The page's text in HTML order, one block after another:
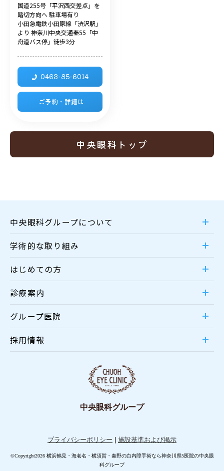
国道255号「平沢西交差点」を
踏切方向へ 駐車場有り
小田急電鉄小田原線「渋沢駅」
より 神奈川中央交通秦55「中
舟道バス停」徒歩3分
0463-85-6014
ご予約・詳細は
中央眼科トップ
中央眼科グループについて
学術的な取り組み
はじめての方
診療案内
グループ医院
採用情報
中央眼科グループ
プライバシーポリシー 施設基準および掲示
©Copyright2026 横浜鶴見・海老名・横須賀・秦野の白内障手術なら神奈川県5医院の中央眼
科グループ